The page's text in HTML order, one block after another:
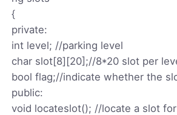
{
private:
int level; //parking level
char slot[8][20];//8*20 slot per
bool flag;//indicate whether the
public:
void locateslot(); //locate a slot